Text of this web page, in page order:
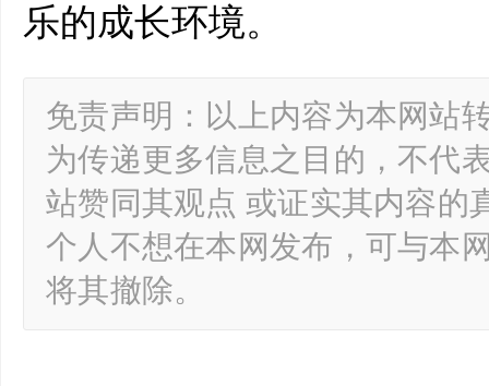
乐的成长环境。
免责声明：以上内容为本网站
为传递更多信息之目的，不代
站赞同其观点 或证实其内容的
个人不想在本网发布，可与本
将其撤除。